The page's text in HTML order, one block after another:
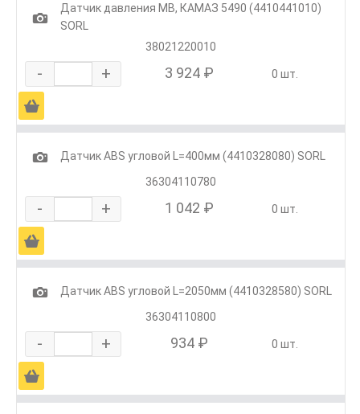
1
Датчик давления MB, КАМАЗ 5490 (4410441010)
SORL
38021220010
- + 3 924 ₽ 0 шт.
Ä
1
Датчик ABS угловой L=400мм (4410328080) SORL
36304110780
- + 1 042 ₽ 0 шт.
Ä
1
Датчик ABS угловой L=2050мм (4410328580) SORL
36304110800
- + 934 ₽ 0 шт.
Ä